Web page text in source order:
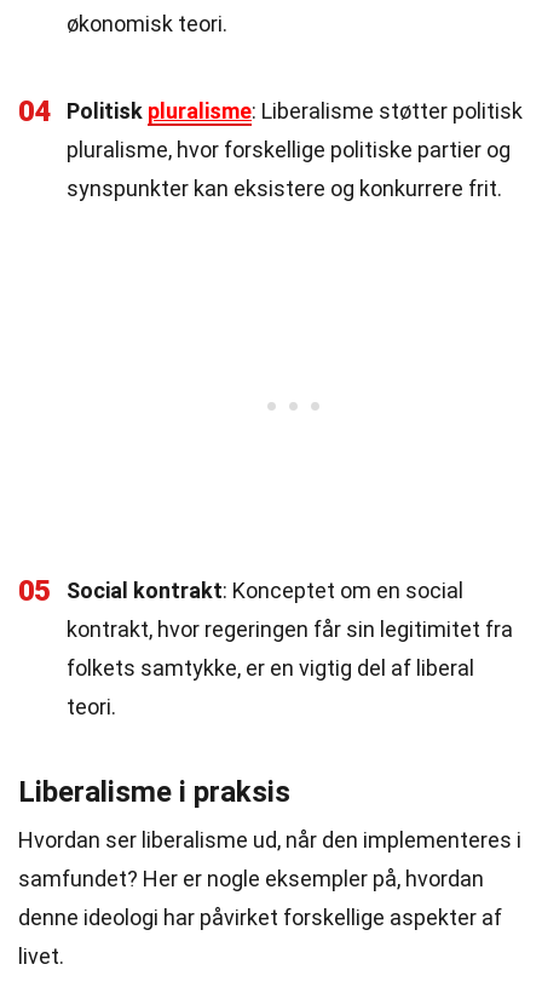
økonomisk teori.
04 Politisk pluralisme: Liberalisme støtter politisk
pluralisme, hvor forskellige politiske partier og
synspunkter kan eksistere og konkurrere frit.
05 Social kontrakt: Konceptet om en social
kontrakt, hvor regeringen får sin legitimitet fra
folkets samtykke, er en vigtig del af liberal
teori.
Liberalisme i praksis
Hvordan ser liberalisme ud, når den implementeres i
samfundet? Her er nogle eksempler på, hvordan
denne ideologi har påvirket forskellige aspekter af
livet.